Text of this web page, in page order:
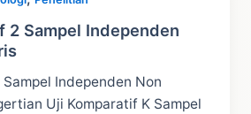
2 Sampel Independen
Independen Non
Uji Komparatif K Sampel